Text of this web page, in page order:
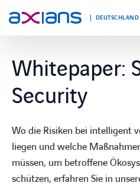
DEUTSCHLAND
ÜBER UNS
PRODUKTE
Whitepaper:
Security
Wo die Risiken bei intelligent
liegen und welche
müssen, um betroffene
schützen, erfahren Sie in